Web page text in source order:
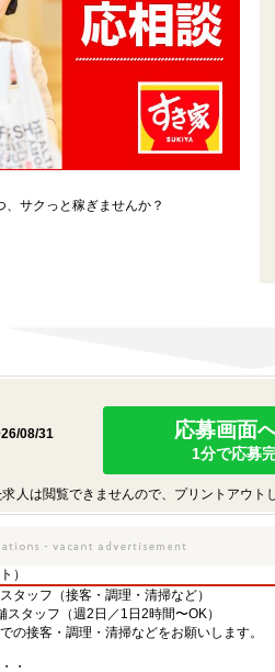
、サクっと稼ぎませんか？
08/31
応募画面
1分で応募
人は閲覧できませんので、プリントアウト
）
タッフ（接客・調理・清掃など）
スタッフ（週2日／1日2時間〜OK）
の接客・調理・清掃などをお願いします。
・